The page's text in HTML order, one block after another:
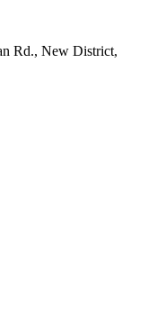
Rd., New District,